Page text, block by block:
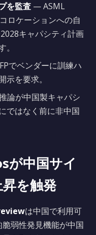
を監査 — ASML
ロケーションへの自
キャパシティ計画
でベンダーに訓練ハ
を要求。
論が中国製キャパシ
ではなく前に非中国
中国サイ
を触発
は中国で利用可
弱性発見機能が中国